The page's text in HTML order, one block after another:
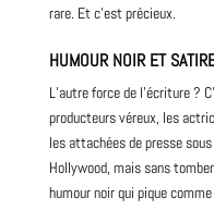
rare. Et c’est précieux.
HUMOUR NOIR ET
L’autre force de l’écriture ?
producteurs véreux, les
les attachées depressesous
Hollywood, mais sans
humour noir qui pique